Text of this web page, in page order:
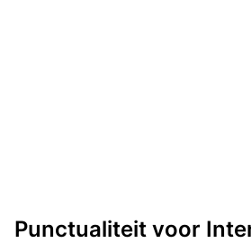
Punctualiteit voor